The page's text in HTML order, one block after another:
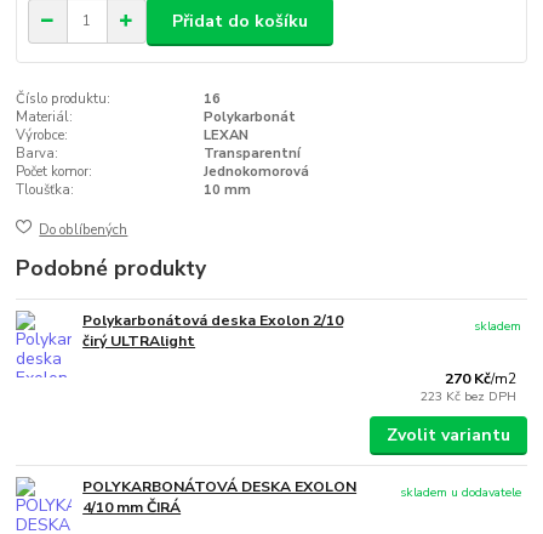
Přidat do košíku
Číslo produktu:
16
Materiál:
Polykarbonát
Výrobce:
LEXAN
Barva:
Transparentní
Počet komor:
Jednokomorová
Tloušťka:
10 mm
Do oblíbených
Podobné produkty
Polykarbonátová deska Exolon 2/10
čirý ULTRAlight
270 Kč/m2
223 Kč bez DPH
skladem
Zvolit variantu
POLYKARBONÁTOVÁ DESKA EXOLON
4/10 mm ČIRÁ
skladem u dodavatele